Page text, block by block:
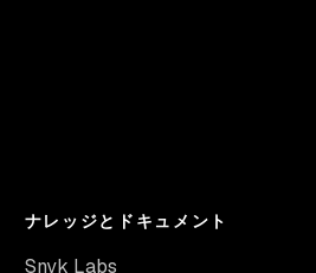
ナレッジとドキュメント
Snyk Labs